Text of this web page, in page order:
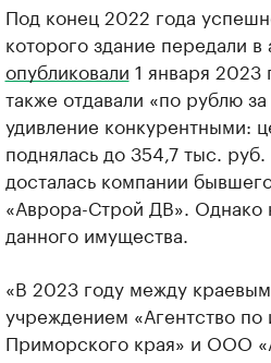
Под конец 2022 года
которого здание передали
опубликовали 1 января 2023
также отдавали «по рублю
удивление конкурентными:
поднялась до 354,7 тыс.
досталась компании
«Аврора-Строй ДВ». Однако
данного имущества.
«В 2023 году между
учреждением «Агентство
Приморского края» и ООО